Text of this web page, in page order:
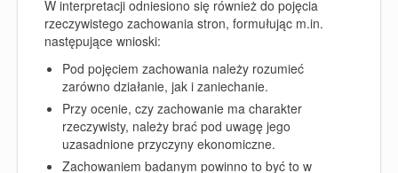
W interpretacji odniesiono się również do pojęcia
rzeczywistego zachowania stron, formułując m.in.
następujące wnioski:
Pod pojęciem zachowania należy rozumieć
zarówno działanie, jak i zaniechanie.
Przy ocenie, czy zachowanie ma charakter
rzeczywisty, należy brać pod uwagę jego
uzasadnione przyczyny ekonomiczne.
Zachowaniem badanym powinno to być to w